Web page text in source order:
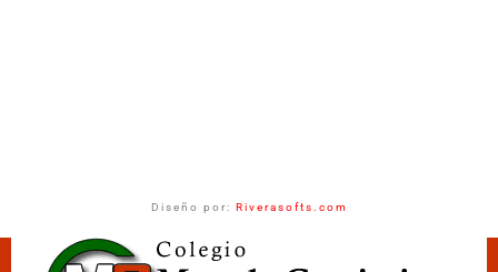
Diseño por: Riverasofts.com